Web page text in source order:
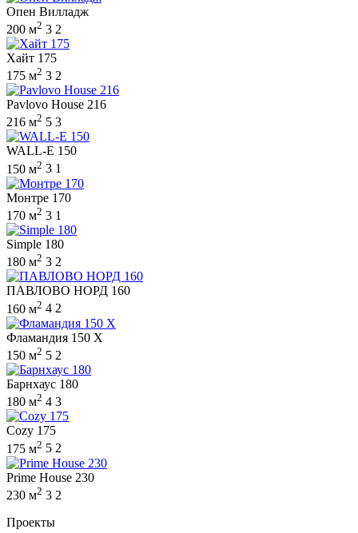
Опен Вилладж
200 м2 3 2
Хайт 175
175 м2 3 2
Pavlovo House 216
216 м2 5 3
WALL-E 150
150 м2 3 1
Монтре 170
170 м2 3 1
Simple 180
180 м2 3 2
ПАВЛОВО НОРД 160
160 м2 4 2
Фламандия 150 X
150 м2 5 2
Барнхаус 180
180 м2 4 3
Cozy 175
175 м2 5 2
Prime House 230
230 м2 3 2
Проекты